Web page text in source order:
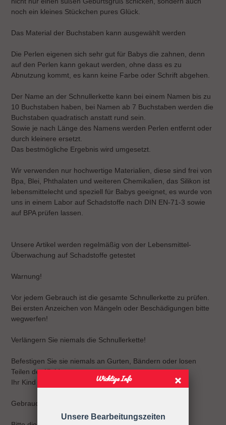
noch ein kleines Stückchen pures Glück.
Das Material der Buchstaben kann ausgewählt werden
Die Perlen eigenen sich sehr gut für Babys die zahnen, denn
auf den Perlen kann gekaut werden, ohne dass es zu
Abnutzung kommt, es kann keine Farbe oder Schrift abgehen.
Der Name an der Schnullerkette kann bei einem Namen bis zu
10 Buchstaben haben, bei Namen ab 7 Buchstaben werden die
Buchstaben quadratisch anstatt rund sein.
Sowie je nach Länge des Namens werden Perlen entfernt oder
durch kleinere ersetzt.
Das bestmögliche Ergebnis wird umgesetzt.
Wir verwenden nur hochwertige Materialien, diese sind frei von
Bpa, Blei, Phthalaten und weiteren Chemikalien, das Silikon ist
lebensmittelecht und speziell für Babys geeignet, es wurde von
uns in einem Labor auf Schadstoffe nach DIN EN-71-3 sowie
auf BPA prüfen lassen.
Unsere Artikel werden regelmäßig von der Lebensmittel-
Überwachung auf Schadstoffe getestet
Warnung!
Vor jedem Gebrauch ist die gesamte Schnullerkette zu prüfen.
Bei ersten Anzeichen von Mängeln oder Beschädigungen bitte
wegwerfen!
Verlängern Sie niemals die Schnullerkette!
Befestigen Sie sie niemals an Gurten, Bändern oder losen
Teilen der Kleidung.
Ihr Kind kann sich strangulieren.
Gebrauchsanweisung
Wichtige Info
Unsere Bearbeitungszeiten